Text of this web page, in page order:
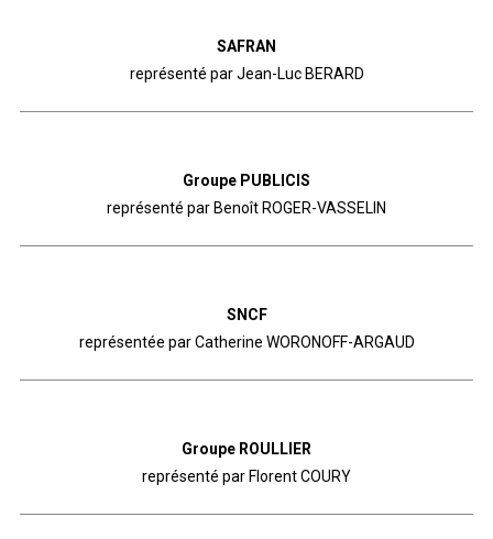
SAFRAN
représenté par Jean-Luc BERARD
Groupe PUBLICIS
représenté par Benoît ROGER-VASSELIN
SNCF
représentée par Catherine WORONOFF-ARGAUD
Groupe ROULLIER
représenté par Florent COURY